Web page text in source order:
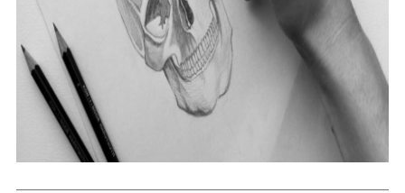
Kontakti